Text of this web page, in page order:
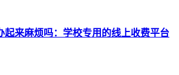
起来麻烦吗：学校专用的线上收费平台